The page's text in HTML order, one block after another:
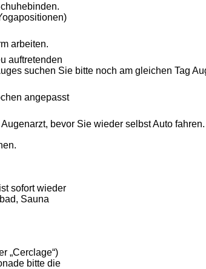
arbeiten.
auftretenden
suchen Sie bitte noch am gleichen Tag
angepasst
bevor Sie wieder selbst Auto fahren.
sofort wieder
Sauna
„Cerclage“)
bitte die